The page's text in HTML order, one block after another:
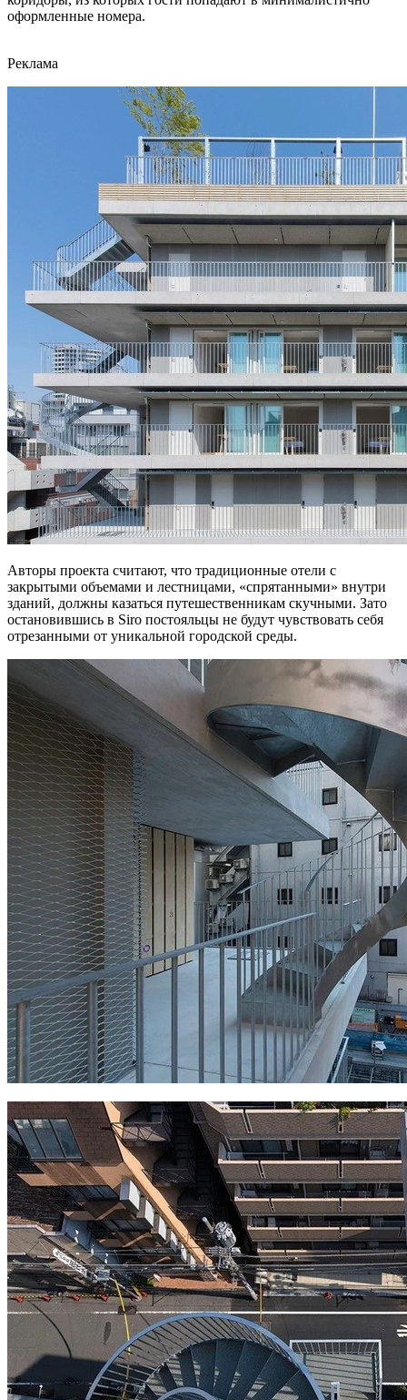
оформленные номера.
Реклама
Авторы проекта считают, что традиционные отели с
закрытыми объемами и лестницами, «спрятанными» внутри
зданий, должны казаться путешественникам скучными. Зато
остановившись в Siro постояльцы не будут чувствовать себя
отрезанными от уникальной городской среды.